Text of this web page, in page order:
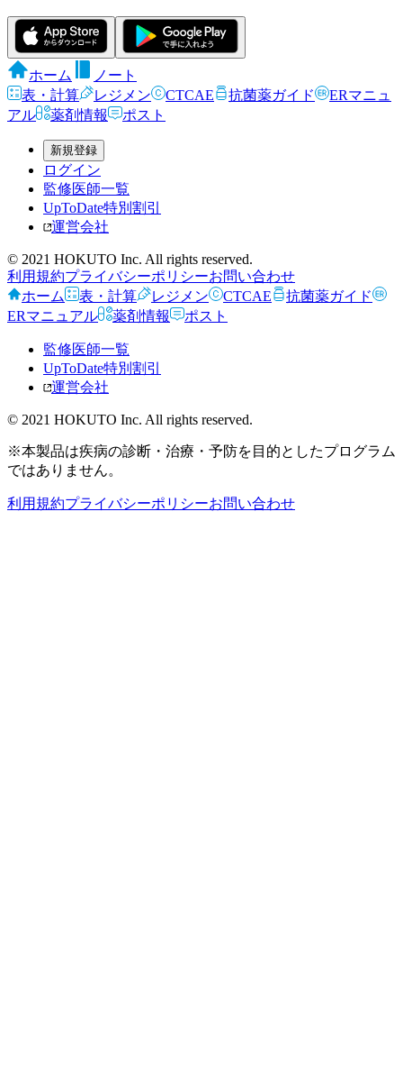
ホーム
ノート
表・計算
レジメン CTCAE 抗菌薬ガイド
ERマニュ
アル
薬剤情報 ポスト
新規登録
ログイン
監修医師一覧
UpToDate特別割引
運営会社
© 2021 HOKUTO Inc. All rights reserved.
利用規約プライバシーポリシーお問い合わせ
ホーム
表・計算 レジメン CTCAE
抗菌薬ガイド
ERマニュアル
薬剤情報 ポスト
監修医師一覧
UpToDate特別割引
運営会社
© 2021 HOKUTO Inc. All rights reserved.
※本製品は疾病の診断・治療・予防を目的としたプログラム
ではありません。
利用規約プライバシーポリシーお問い合わせ